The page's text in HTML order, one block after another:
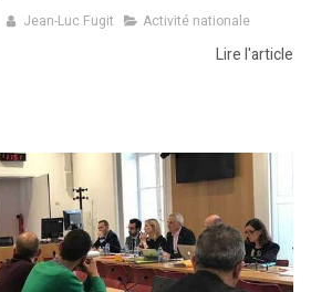
Jean-Luc Fugit Activité nationale
Lire l'article